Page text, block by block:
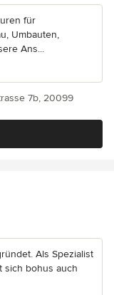
für
Umbauten,
Ans...
7b, 20099
Als Spezialist
sich bohus auch